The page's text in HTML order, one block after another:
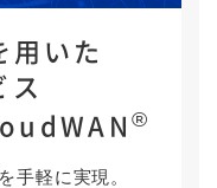
いた
®
手軽に実現。